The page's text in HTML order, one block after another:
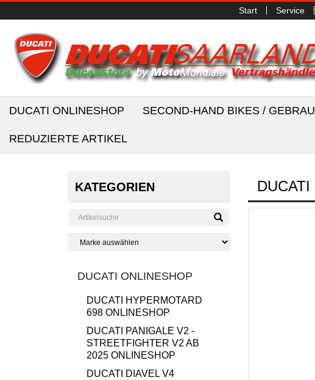
Start Service
DUCATI ONLINESHOP SECOND-HAND BIKES /
REDUZIERTE ARTIKEL
KATEGORIEN
DUCATI ONLINESHOP
DUCATI HYPERMOTARD
698 ONLINESHOP
DUCATI PANIGALE V2 -
STREETFIGHTER V2 AB
2025 ONLINESHOP
DUCATI DIAVEL V4